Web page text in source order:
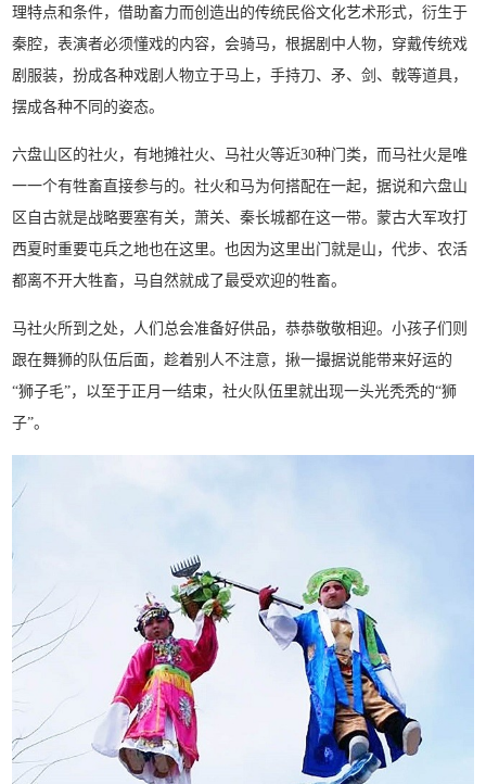
理特点和条件，借助畜力而创造出的传统民俗文化艺术形式，衍生于
秦腔，表演者必须懂戏的内容，会骑马，根据剧中人物，穿戴传统戏
剧服装，扮成各种戏剧人物立于马上，手持刀、矛、剑、戟等道具，
摆成各种不同的姿态。
六盘山区的社火，有地摊社火、马社火等近30种门类，而马社火是唯
一一个有牲畜直接参与的。社火和马为何搭配在一起，据说和六盘山
区自古就是战略要塞有关，萧关、秦长城都在这一带。蒙古大军攻打
西夏时重要屯兵之地也在这里。也因为这里出门就是山，代步、农活
都离不开大牲畜，马自然就成了最受欢迎的牲畜。
马社火所到之处，人们总会准备好供品，恭恭敬敬相迎。小孩子们则
跟在舞狮的队伍后面，趁着别人不注意，揪一撮据说能带来好运的
“狮子毛”，以至于正月一结束，社火队伍里就出现一头光秃秃的“狮
子”。